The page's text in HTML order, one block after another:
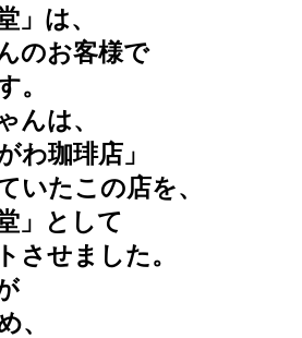
」は、
のお客様で
。
んは、
わ珈琲店」
いたこの店を、
」として
させました。
、